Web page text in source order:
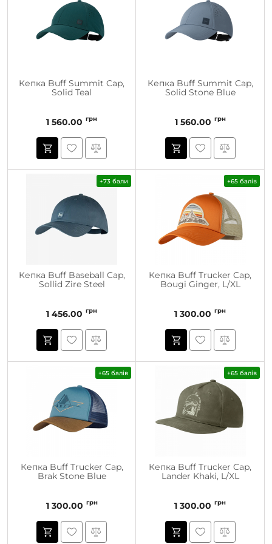
Кепка Buff Summit Cap,
Solid Teal
1 560.00 грн
Кепка Buff Summit Cap,
Solid Stone Blue
1 560.00 грн
+73 бали
Кепка Buff Baseball Cap,
Sollid Zire Steel
1 456.00 грн
+65 балів
Кепка Buff Trucker Cap,
Bougi Ginger, L/XL
1 300.00 грн
+65 балів
Кепка Buff Trucker Cap,
Brak Stone Blue
1 300.00 грн
+65 балів
Кепка Buff Trucker Cap,
Lander Khaki, L/XL
1 300.00 грн